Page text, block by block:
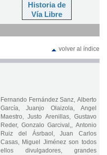
Historia de
Vía Libre
volver al índice
Fernando Fernández Sanz, Alberto
García, Juanjo Olaizola, Angel
Maestro, Justo Arenillas, Gustavo
Reder, Gonzalo Garcival,, Antonio
Ruiz del Ásrbaol, Juan Carlos
Casas, Miguel Jiménez son todos
ellos divulgadores, grandes